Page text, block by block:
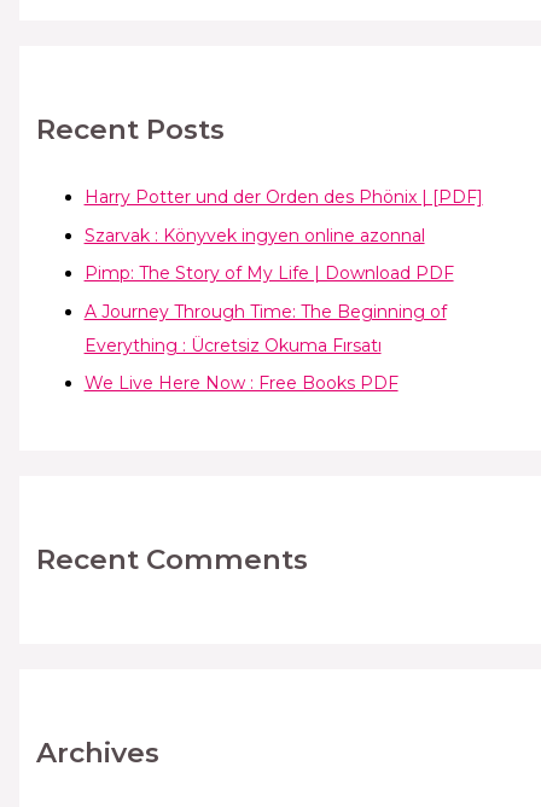
Recent Posts
Harry Potter und der Orden des Phönix | [PDF]
Szarvak : Könyvek ingyen online azonnal
Pimp: The Story of My Life | Download PDF
A Journey Through Time: The Beginning of
Everything : Ücretsiz Okuma Fırsatı
We Live Here Now : Free Books PDF
Recent Comments
Archives